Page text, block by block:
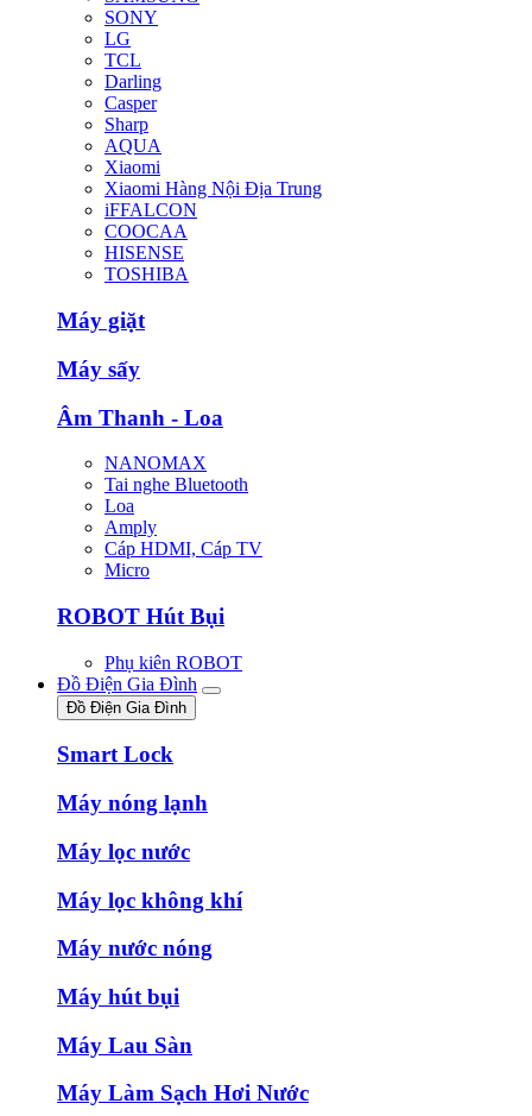
SONY
LG
TCL
Darling
Casper
Sharp
AQUA
Xiaomi
Xiaomi Hàng Nội Địa Trung
iFFALCON
COOCAA
HISENSE
TOSHIBA
Máy giặt
Máy sấy
Âm Thanh - Loa
NANOMAX
Tai nghe Bluetooth
Loa
Amply
Cáp HDMI, Cáp TV
Micro
ROBOT Hút Bụi
Phụ kiên ROBOT
Đồ Điện Gia Đình
Đồ Điện Gia Đình
Smart Lock
Máy nóng lạnh
Máy lọc nước
Máy lọc không khí
Máy nước nóng
Máy hút bụi
Máy Lau Sàn
Máy Làm Sạch Hơi Nước